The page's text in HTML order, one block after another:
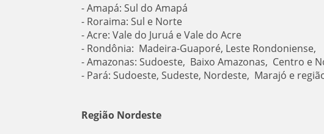
- Amapá: Sul do Amapá
- Roraima: Sul e Norte
- Acre: Vale do Juruá e Vale do Acre
- Rondônia: Madeira-Guaporé, Leste Rondoniense,
- Amazonas: Sudoeste, Baixo Amazonas, Centro e
- Pará: Sudoeste, Sudeste, Nordeste, Marajó e
Região Nordeste